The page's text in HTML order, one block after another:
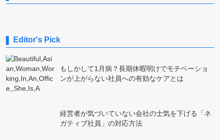
Editor's Pick
もしかして1月病？長期休暇明けでモチベーショ
ンが上がらない社員への有効なケアとは
経営者が気づいていない会社の士気を下げる「ネ
ガティブ社員」の対応方法